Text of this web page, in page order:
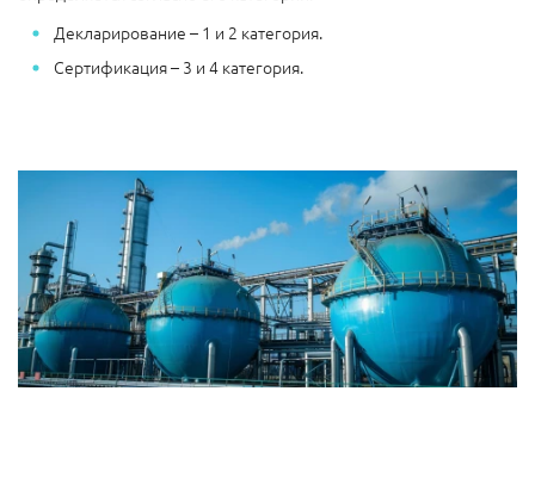
Декларирование – 1 и 2 категория.
Сертификация – 3 и 4 категория.